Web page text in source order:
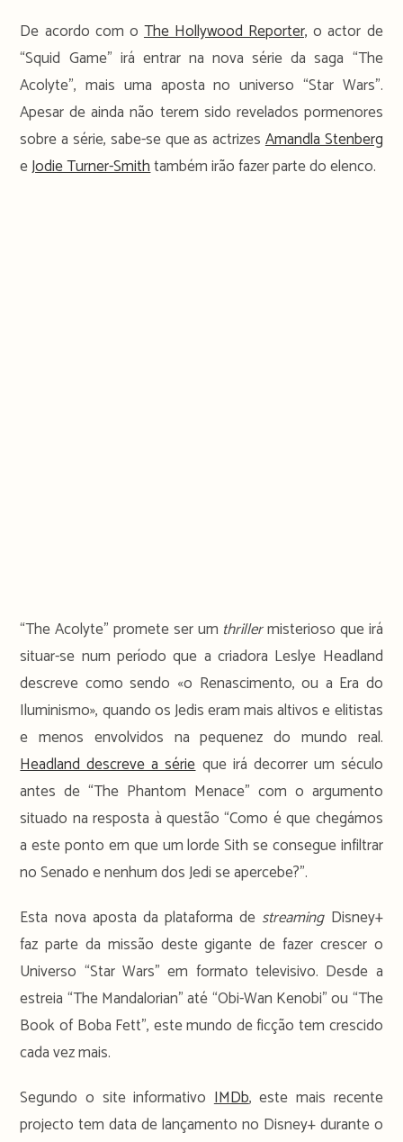
De acordo com o The Hollywood Reporter, o actor de
“Squid Game” irá entrar na nova série da saga “The
Acolyte”, mais uma aposta no universo “Star Wars”.
Apesar de ainda não terem sido revelados pormenores
sobre a série, sabe-se que as actrizesAmandla Stenberg
eJodie Turner-Smithtambém irão fazer parte do elenco.
“The Acolyte” promete ser um thrillermisterioso que irá
situar-se num período que a criadora Leslye Headland
descreve como sendo «o Renascimento, ou a Era do
Iluminismo», quando os Jedis eram mais altivos e elitistas
e menos envolvidos na pequenez do mundo real.
Headland descreve a sérieque irá decorrer um século
antes de “The Phantom Menace” com o argumento
situado na resposta à questão “Como é que chegámos
a este ponto em que um lorde Sith se consegue infiltrar
no Senado e nenhum dos Jedi se apercebe?”.
Esta nova aposta da plataforma de streamingDisney+
faz parte da missão deste gigante de fazer crescer o
Universo “Star Wars” em formato televisivo. Desde a
estreia “The Mandalorian” até “Obi-Wan Kenobi” ou “The
Book of Boba Fett”, este mundo de ficção tem crescido
cada vez mais.
Segundo o site informativoIMDb, este mais recente
projecto tem data de lançamento no Disney+ durante o